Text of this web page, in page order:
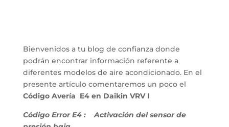
Bienvenidos a tu blog de confianza donde
podrán encontrar información referente a
diferentes modelos de aire acondicionado. En el
presente artículo comentaremos un poco el
Código Avería E4 en Daikin VRV I
Código Error E4 :
Activación del sensor de